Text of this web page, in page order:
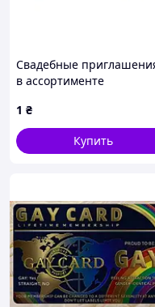
Свадебные
в ассортименте
1 ₴
Купить